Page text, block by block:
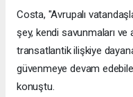
Costa, "Avrupalı
şey, kendi savunmaları
transatlantik ilişkiye
güvenmeye devam
konuştu.